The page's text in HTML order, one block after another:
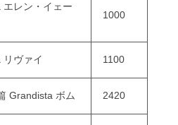
レン・イェー
1000
ヴァイ 1100
Grandista ボム 2420